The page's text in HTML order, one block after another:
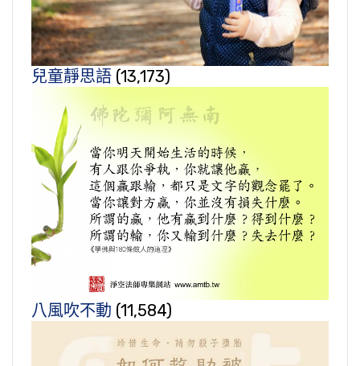
兒童靜思語 (13,173)
八風吹不動 (11,584)